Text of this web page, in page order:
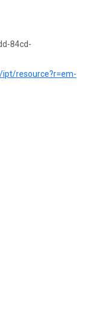
84cd-
resource?r=em-